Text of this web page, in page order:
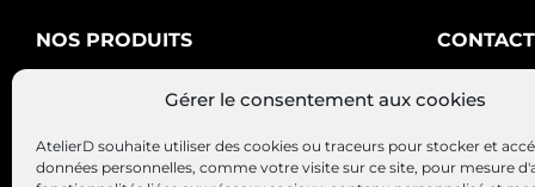
Gérer le consentement aux cookies
AtelierD souhaite utiliser des cookies ou traceurs pour stocker et
données personnelles, comme votre visite sur ce site, pour mesure
NOS PRODUITS
Alternateurs – Démarreurs
CONTACT
AtelierD
88200
03 29 22 34